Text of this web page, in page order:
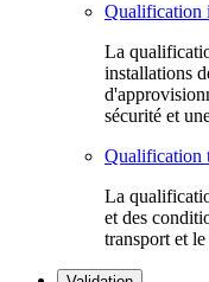
Qualification
La
installations
sécurité et
Qualification
La
et des
transport et